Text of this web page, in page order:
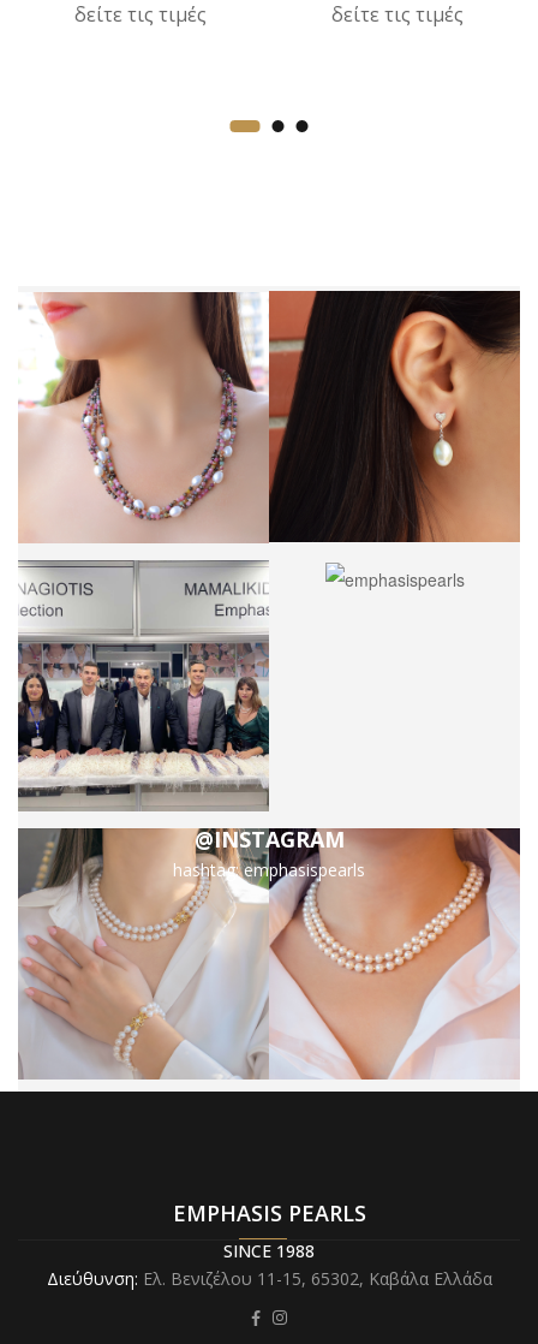
δείτε τις τιμές δείτε τις τιμές
@INSTAGRAM
hashtag: emphasispearls
EMPHASIS PEARLS
SINCE 1988
Διεύθυνση: Ελ. Βενιζέλου 11-15, 65302, Καβάλα Ελλάδα